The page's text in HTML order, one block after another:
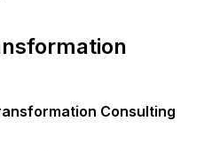
Consulting